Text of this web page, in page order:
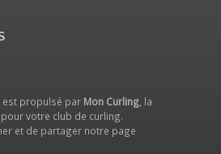
est propulsé par Mon Curling , la
votre club de curling.
et de partager notre page